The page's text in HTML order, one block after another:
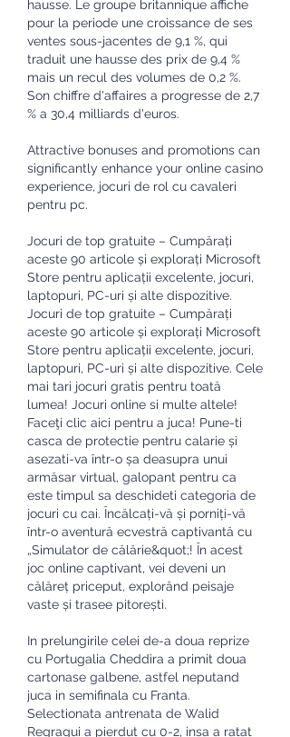
hausse. Le groupe britannique affiche
pour la periode une croissance de ses
ventes sous-jacentes de 9,1 %, qui
traduit une hausse des prix de 9,4 %
mais un recul des volumes de 0,2 %.
Son chiffre d'affaires a progresse de 2,7
% a 30,4 milliards d'euros.
Attractive bonuses and promotions can
significantly enhance your online casino
experience, jocuri de rol cu cavaleri
pentru pc.
Jocuri de top gratuite – Cumpărați
aceste 90 articole și explorați Microsoft
Store pentru aplicații excelente, jocuri,
laptopuri, PC-uri și alte dispozitive.
Jocuri de top gratuite – Cumpărați
aceste 90 articole și explorați Microsoft
Store pentru aplicații excelente, jocuri,
laptopuri, PC-uri și alte dispozitive. Cele
mai tari jocuri gratis pentru toată
lumea! Jocuri online si multe altele!
Faceţi clic aici pentru a juca! Pune-ti
casca de protectie pentru calarie și
asezati-va într-o șa deasupra unui
armăsar virtual, galopant pentru ca
este timpul sa deschideti categoria de
jocuri cu cai. Încălcați-vă și porniți-vă
într-o aventură ecvestră captivantă cu
„Simulator de călărie&quot;! În acest
joc online captivant, vei deveni un
călăreț priceput, explorând peisaje
vaste și trasee pitorești.
In prelungirile celei de-a doua reprize
cu Portugalia Cheddira a primit doua
cartonase galbene, astfel neputand
juca in semifinala cu Franta.
Selectionata antrenata de Walid
Regragui a pierdut cu 0-2, insa a ratat